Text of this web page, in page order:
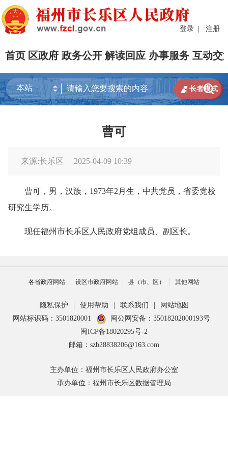
登录 | 注册
首页 区政府 政务公开 解读回应 办事服务 互动交

 长者模式
曹可
来源:长乐区 2025-04-09 10:39
曹可，男，汉族，1973年2月生，中共党员，省委党校
研究生学历。
现任福州市长乐区人民政府党组成员、副区长。
各省政府网站 设区市政府网站 县（市、区） 其他网站
隐私保护 使用帮助 联系我们
网站地图
网站标识码：3501820001
闽公网安备：35018202000193号
闽ICP备18020295号-2
邮箱：szb28838206@163.com
主办单位：福州市长乐区人民政府办公室
承办单位：福州市长乐区数据管理局